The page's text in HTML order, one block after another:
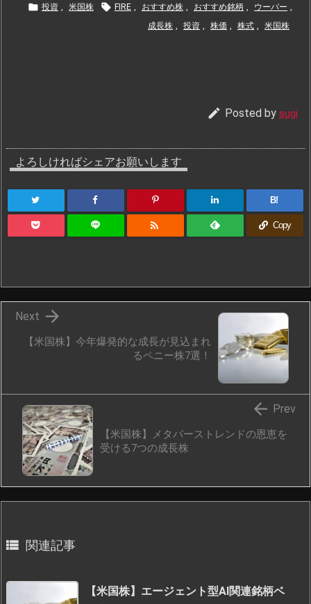
 投資 米国株  FIRE おすすめ株 おすすめ銘柄 ウーバー
成長株
投資 株価 株式 米国株
 Posted by sugi
よろしければシェアお願いします
B!
 Copy
【米国株】今年爆発的な成長が見込まれ
るペニー株7選！

Next
【米国株】メタバーストレンドの恩恵を
受ける7つの成長株
 Prev
 関連記事
【米国株】エージェント型AI関連銘柄ベ